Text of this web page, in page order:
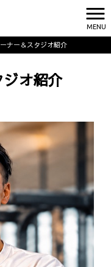
MENU
ーナー＆スタジオ紹介
ジオ紹介